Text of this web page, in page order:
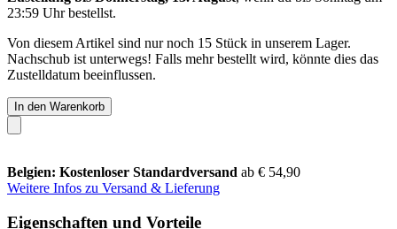
23:59 Uhrbestellst.
Von diesem Artikel sind nur noch 15 Stück in unserem Lager.
Nachschub ist unterwegs! Falls mehr bestellt wird, könnte dies das
Zustelldatum beeinflussen.
In den Warenkorb
Belgien: Kostenloser Standardversand ab € 54,90
Weitere Infos zu Versand & Lieferung
Eigenschaften und Vorteile